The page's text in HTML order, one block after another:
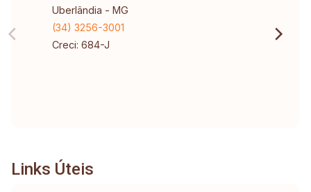
Uberlândia - MG
(34) 3256-3001
Creci: 684-J
Links Úteis